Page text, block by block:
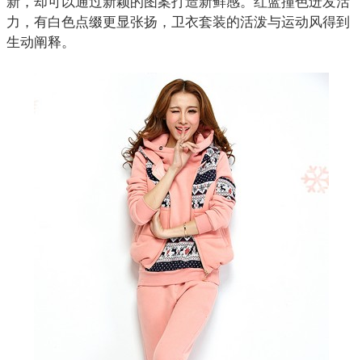
力，有白色点缀更显张扬， 卫衣套装的活泼与运动风得到
生动阐释。